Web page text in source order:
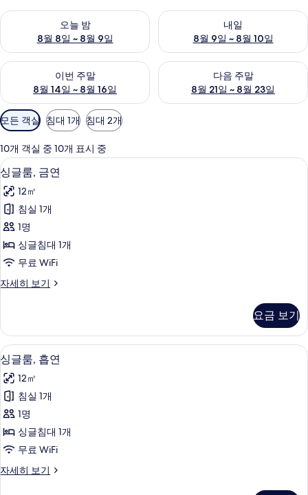
오늘 밤
8월 8일 ~ 8월 9일
오늘 밤 예약 가능 여부 확인, 8월 8일 ~ 8월 9일
내일
8월 9일 ~ 8월 10일
내일 예약 가능 여부 확인, 8월
이번 주말
8월 14일 ~ 8월 16일
이번 주말 예약 가능 여부 확인, 8월 14일 ~ 8월 16일
다음 주말
8월 21일 ~ 8월 23일
다음 주말 예약 가능 여부 확인
객
실
에
사
용
가
능
한
터
모든 객실 침대 1개 침대 2개
10개 객실 중 10개 표시 중
싱
글
룸,
금
연
사
모
보
기
6
싱글룸, 금연
12㎡
침실 1개
1명
싱글침대 1개
무료 WiFi
자세히 보기
싱
연
자
세
히
보
기
요금 보기
싱
글
룸,
흡
연
사
모
6
싱글룸, 흡연
12㎡
침실 1개
1명
싱글침대 1개
무료 WiFi
자세히 보기
싱